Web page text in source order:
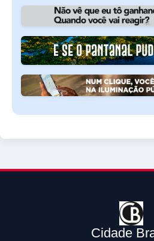
Cidade